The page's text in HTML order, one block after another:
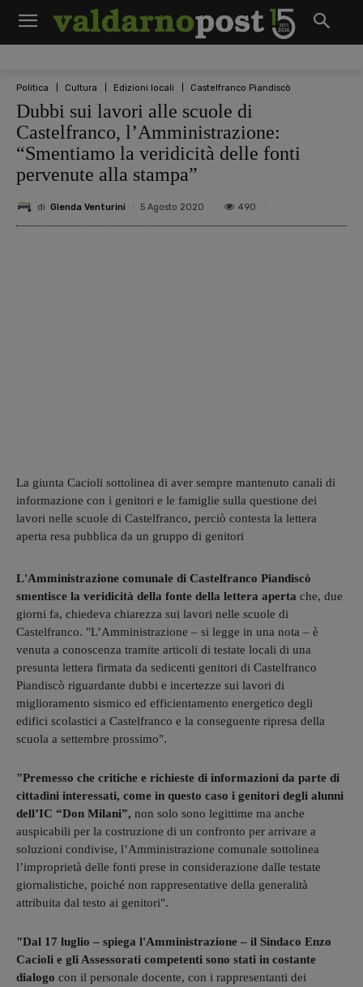
Politica Cultura Edizioni locali Castelfranco Piandiscò
Dubbi sui lavori alle scuole di
Castelfranco, l’Amministrazione:
“Smentiamo la veridicità delle fonti
pervenute alla stampa”
di Glenda Venturini 5 Agosto 2020 490
La giunta Cacioli sottolinea di aver sempre mantenuto canali di
informazione con i genitori e le famiglie sulla questione dei
lavori nelle scuole di Castelfranco, perciò contesta la lettera
aperta resa pubblica da un gruppo di genitori
L'Amministrazione comunale di Castelfranco Piandiscò
smentisce la veridicità della fonte della lettera aperta che, due
giorni fa, chiedeva chiarezza sui lavori nelle scuole di
Castelfranco. "L’Amministrazione – si legge in una nota – è
venuta a conoscenza tramite articoli di testate locali di una
presunta lettera firmata da sedicenti genitori di Castelfranco
Piandiscò riguardante dubbi e incertezze sui lavori di
miglioramento sismico ed efficientamento energetico degli
edifici scolastici a Castelfranco e la conseguente ripresa della
scuola a settembre prossimo".
"Premesso che critiche e richieste di informazioni da parte di
cittadini interessati, come in questo caso i genitori degli alunni
dell’IC “Don Milani”, non solo sono legittime ma anche
auspicabili per la costruzione di un confronto per arrivare a
soluzioni condivise, l’Amministrazione comunale sottolinea
l’improprietà delle fonti prese in considerazione dalle testate
giornalistiche, poiché non rappresentative della generalità
attribuita dal testo ai genitori".
"Dal 17 luglio – spiega l'Amministrazione – il Sindaco Enzo
Cacioli e gli Assessorati competenti sono stati in costante
dialogo con il personale docente, con i rappresentanti dei